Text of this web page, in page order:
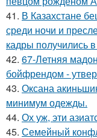
41. В Казахстане
среди ночи и
кадры получились
42. 67-Летняя
бойфрендом -
43. Оксана
минимум одежды.
44. Ох уж, эти
45. Семейный